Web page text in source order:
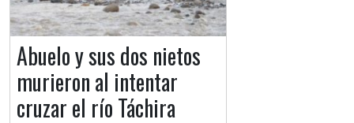
Abuelo y sus dos nietos
murieron al intentar
cruzar el río Táchira